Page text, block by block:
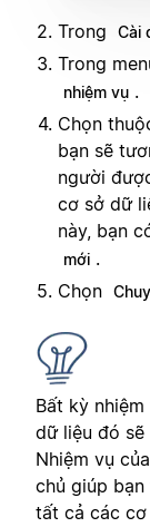
Trong Cài
Trong
nhiệm vụ .
Chọn
bạn sẽ
người
cơ sở dữ
này, bạn
mới .
Chọn
Bất kỳ
dữ liệu đó
Nhiệm vụ
chủ giúp
tất cả các